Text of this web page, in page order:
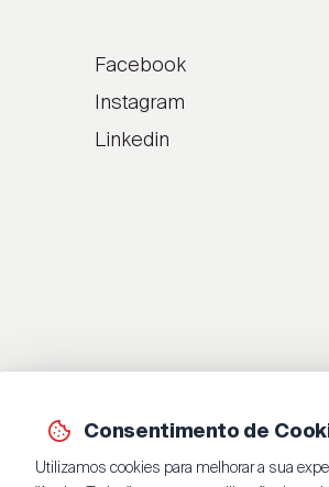
Facebook
Instagram
Linkedin
© 2026 Jaba Recordati, S.A.By
Consentimento de
Utilizamos cookies para melhorar a sua